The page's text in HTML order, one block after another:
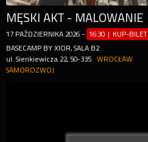
17 PAŹDZIERNIKA 2026 - 16:30 | KUP-BILET
BASECAMP BY XIOR, SALA B2
ul. Sienkiewicza 22, 50-335
WROCŁAW
SAMOROZWOJ